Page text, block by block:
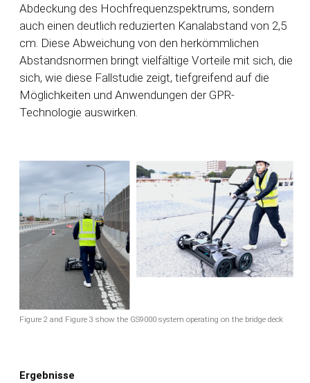
Abdeckung des Hochfrequenzspektrums, sondern
auch einen deutlich reduzierten Kanalabstand von 2,5
cm. Diese Abweichung von den herkömmlichen
Abstandsnormen bringt vielfältige Vorteile mit sich, die
sich, wie diese Fallstudie zeigt, tiefgreifend auf die
Möglichkeiten und Anwendungen der GPR-
Technologie auswirken.
Figure 2 and Figure 3 show the GS9000 system operating on the bridge deck
Ergebnisse